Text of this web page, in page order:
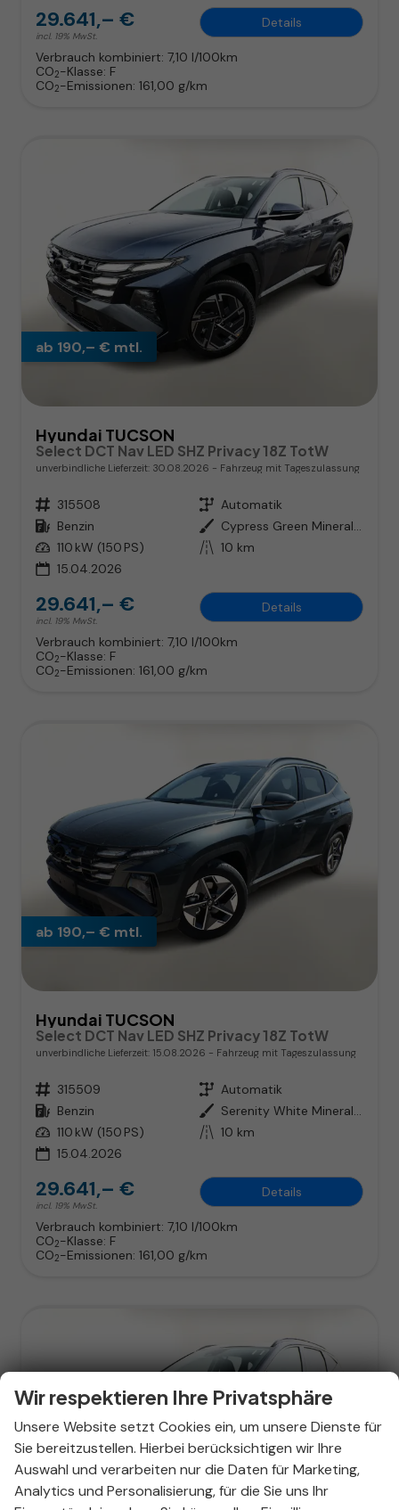
29.641,– €
incl. 19% MwSt.
Details
Verbrauch kombiniert: 7,10 l/100km
CO2-Klasse: F
CO2-Emissionen: 161,00 g/km
ab 190,– € mtl.
Hyundai TUCSON
Select DCT Nav LED SHZ Privacy 18Z TotW
unverbindliche Lieferzeit: 30.08.2026 Fahrzeug mit Tageszulassung
Fahrzeugnr. 315508 Getriebe Automatik
Kraftstoff Benzin Außenfarbe
Cypress Green Mineraleffekt / Da
Leistung 110 kW (150 PS) Kilometerstand 10 km
15.04.2026
29.641,– €
incl. 19% MwSt.
Details
Verbrauch kombiniert: 7,10 l/100km
CO2-Klasse: F
CO2-Emissionen: 161,00 g/km
ab 190,– € mtl.
Hyundai TUCSON
Select DCT Nav LED SHZ Privacy 18Z TotW
unverbindliche Lieferzeit: 15.08.2026 Fahrzeug mit Tageszulassung
Fahrzeugnr. 315509 Getriebe Automatik
Kraftstoff Benzin Außenfarbe
Serenity White Mineraleffekt / D
Leistung 110 kW (150 PS) Kilometerstand 10 km
15.04.2026
29.641,– €
incl. 19% MwSt.
Details
Verbrauch kombiniert: 7,10 l/100km
CO2-Klasse: F
CO2-Emissionen: 161,00 g/km
Wir respektieren Ihre Privatsphäre
Unsere Website setzt Cookies ein, um unsere Dienste für
Sie bereitzustellen. Hierbei berücksichtigen wir Ihre
Auswahl und verarbeiten nur die Daten für Marketing,
Analytics und Personalisierung, für die Sie uns Ihr